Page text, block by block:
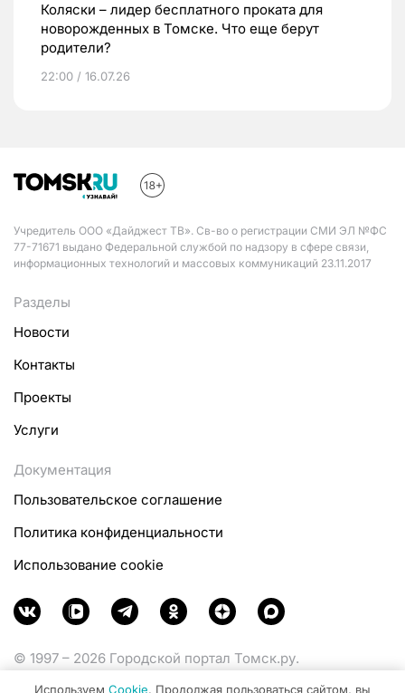
Коляски – лидер бесплатного проката для
новорожденных в Томске. Что еще берут
родители?
22:00 / 16.07.26
Учредитель ООО «Дайджест ТВ». Св-во о регистрации СМИ ЭЛ №ФС
77-71671 выдано Федеральной службой по надзору в сфере связи,
информационных технологий и массовых коммуникаций 23.11.2017
Разделы
Новости
Контакты
Проекты
Услуги
Документация
Пользовательское соглашение
Политика конфиденциальности
Использование cookie
© 1997 – 2026 Городской портал Томск.ру.
Используем Cookie. Продолжая пользоваться сайтом, вы